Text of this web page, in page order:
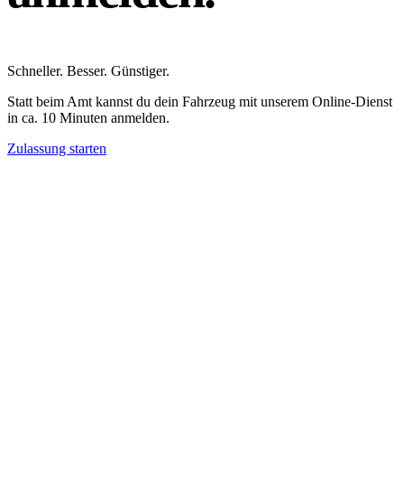
Schneller. Besser. Günstiger.
Statt beim Amt kannst du dein Fahrzeug mit unserem Online-Dienst
in ca. 10 Minuten anmelden.
Zulassung starten